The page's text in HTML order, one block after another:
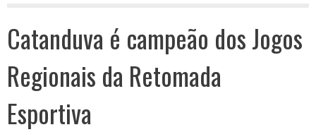
Catanduva é campeão dos Jogos
Regionais da Retomada
Esportiva